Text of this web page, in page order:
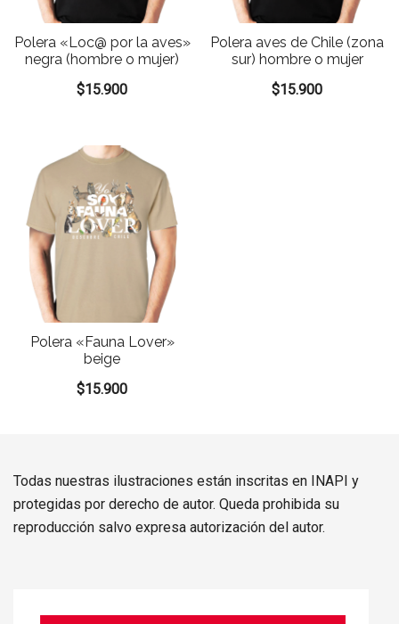
Polera «Loc@ por la aves»
negra (hombre o mujer)
$15.900
Polera aves de Chile (zona
sur) hombre o mujer
$15.900
Polera «Fauna Lover»
beige
$15.900
Todas nuestras ilustraciones están inscritas en INAPI y
protegidas por derecho de autor. Queda prohibida su
reproducción salvo expresa autorización del autor.